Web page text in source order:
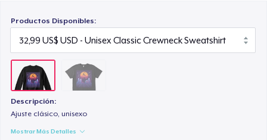
Productos Disponibles:
Descripción:
Ajuste clásico, unisexo
Mostrar Más Detalles